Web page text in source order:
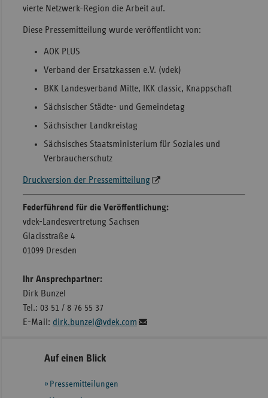
vierte Netzwerk-Region die Arbeit auf.
Diese Pressemitteilung wurde veröffentlicht von:
AOK PLUS
Verband der Ersatzkassen e.V. (vdek)
BKK Landesverband Mitte, IKK classic, Knappschaft
Sächsischer Städte- und Gemeindetag
Sächsischer Landkreistag
Sächsisches Staatsministerium für Soziales und
Verbraucherschutz
Druckversion der Pressemitteilung
Federführend für die Veröffentlichung:
vdek-Landesvertretung Sachsen
Glacisstraße 4
01099 Dresden
Ihr Ansprechpartner:
Dirk Bunzel
Tel.: 03 51 / 8 76 55 37
E-Mail: dirk.bunzel@vdek.com
Seitennavigation
Seitenleiste
weiteren
Auf einen Blick
Pressemitteilungen